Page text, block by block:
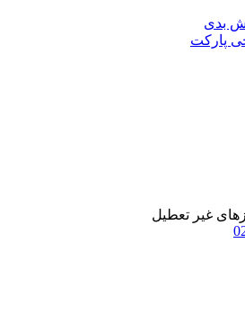
بدی
پارکت